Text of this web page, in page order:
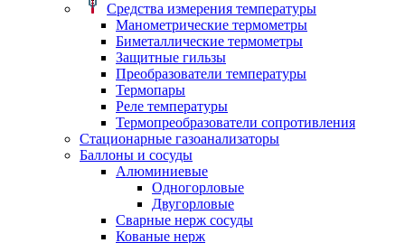
Средства измерения температуры
Манометрические термометры
Биметаллические термометры
Защитные гильзы
Преобразователи температуры
Термопары
Реле температуры
Термопреобразователи сопротивления
Стационарные газоанализаторы
Баллоны и сосуды
Алюминиевые
Одногорловые
Двугорловые
Сварные нерж сосуды
Кованые нерж